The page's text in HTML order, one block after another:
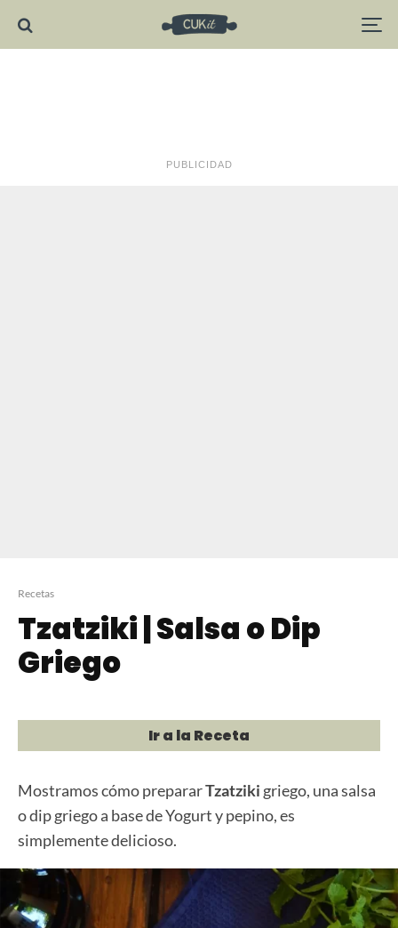
PUBLICIDAD
Recetas
Tzatziki | Salsa o Dip
Griego
Ir a la Receta
Mostramos cómo prepararTzatziki griego, una salsa
o dip griego a base de Yogurt y pepino, es
simplemente delicioso.